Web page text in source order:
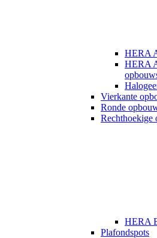
HERA
HERA
Vierkante
Ronde
Rechthoekige
HERA
Plafondspots